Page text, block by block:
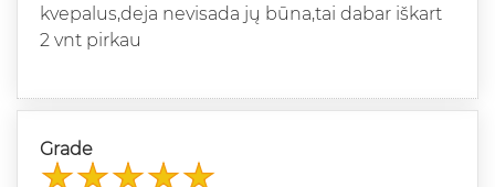
kvepalus,deja nevisada jų būna,tai dabar iškart
2 vnt pirkau
Grade